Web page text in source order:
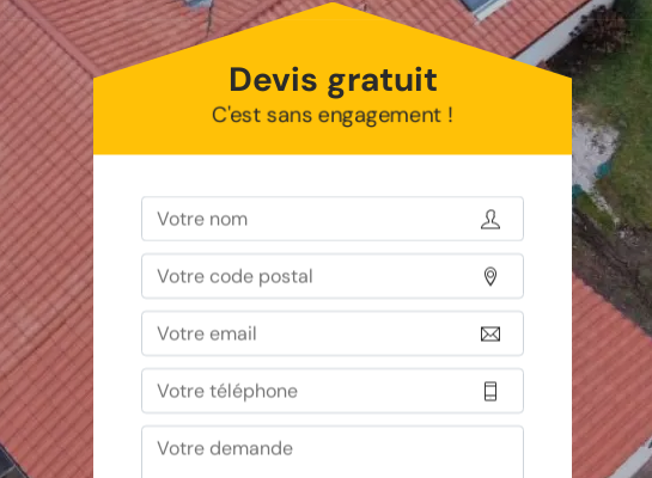
Devis gratuit
C'est sans engagement !